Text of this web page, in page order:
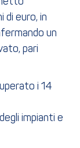
di euro, in
un
pari
i 14
impianti e